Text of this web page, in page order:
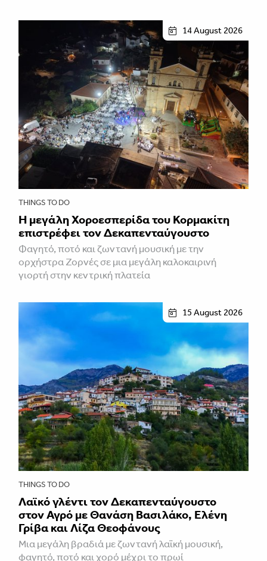
14 August 2026
THINGS TO DO
Η μεγάλη Χοροεσπερίδα του Κορμακίτη
επιστρέφει τον Δεκαπενταύγουστο
Φαγητό, ποτό και ζωντανή μουσική με την
ορχήστρα Ζορνές σε μια μεγάλη καλοκαιρινή
γιορτή στην κεντρική πλατεία
15 August 2026
THINGS TO DO
Λαϊκό γλέντι τον Δεκαπενταύγουστο
στον Αγρό με Θανάση Βασιλάκο, Ελένη
Γρίβα και Λίζα Θεοφάνους
Μια μεγάλη βραδιά με ζωντανή λαϊκή μουσική,
φαγητό, ποτό και χορό μέχρι το πρωί